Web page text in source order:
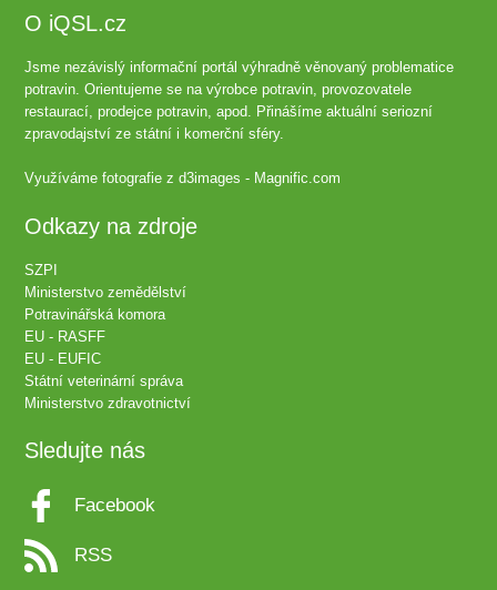
O iQSL.cz
Jsme nezávislý informační portál výhradně věnovaný problematice
potravin. Orientujeme se na výrobce potravin, provozovatele
restaurací, prodejce potravin, apod. Přinášíme aktuální seriozní
zpravodajství ze státní i komerční sféry.
Využíváme fotografie zd3images - Magnific.com
Odkazy na zdroje
SZPI
Ministerstvo zemědělství
Potravinářská komora
EU - RASFF
EU - EUFIC
Státní veterinární správa
Ministerstvo zdravotnictví
Sledujte nás
Facebook
RSS